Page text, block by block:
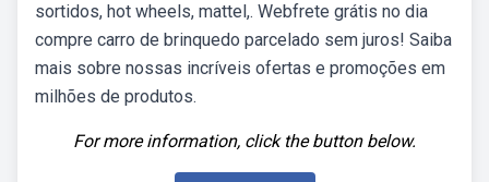
sortidos, hot wheels, mattel,. Webfrete grátis no dia
compre carro de brinquedo parcelado sem juros! Saiba
mais sobre nossas incríveis ofertas e promoções em
milhões de produtos.
For more information, click the button below.